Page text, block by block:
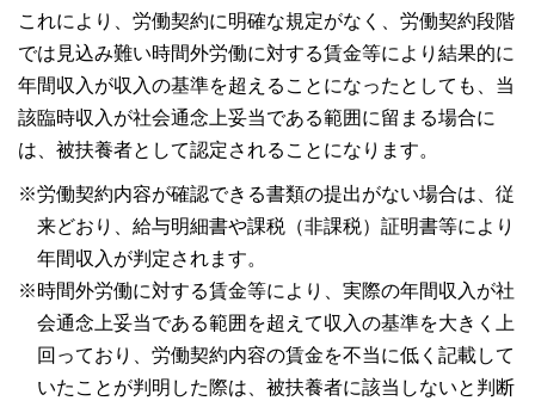
これにより、労働契約に明確な規定がなく、労働契約段階
では見込み難い時間外労働に対する賃金等により結果的に
年間収入が収入の基準を超えることになったとしても、当
該臨時収入が社会通念上妥当である範囲に留まる場合に
は、被扶養者として認定されることになります。
※労働契約内容が確認できる書類の提出がない場合は、従
来どおり、給与明細書や課税（非課税）証明書等により
年間収入が判定されます。
※時間外労働に対する賃金等により、実際の年間収入が社
会通念上妥当である範囲を超えて収入の基準を大きく上
回っており、労働契約内容の賃金を不当に低く記載して
いたことが判明した際は、被扶養者に該当しないと判断